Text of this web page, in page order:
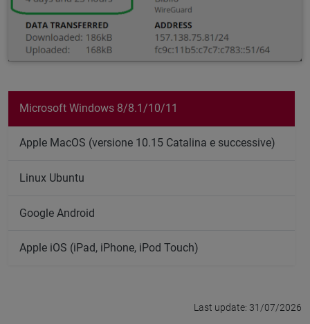
Microsoft Windows 8/8.1/10/11
Apple MacOS (versione 10.15 Catalina e successive)
Linux Ubuntu
Google Android
Apple iOS (iPad, iPhone, iPod Touch)
Last update: 31/07/2026